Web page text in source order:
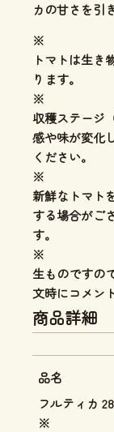
カの甘さを引
※
トマトは生き
ります。
※
収穫ステージ
感や味が変化
ください。
※
新鮮なトマト
する場合がご
す。
※
生ものですの
文時にコメン
商品詳細
品名
フルティカ
※